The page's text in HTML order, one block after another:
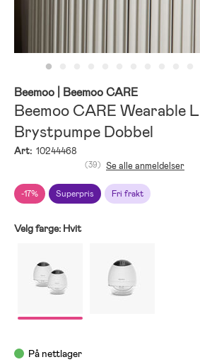
Beemoo | Beemoo CARE
Beemoo CARE Wearable
Brystpumpe Dobbel
Art: 10244468
-17% Superpris Fri frakt
(39) Se alle anmeldelser
Velg farge: Hvit
På nettlager